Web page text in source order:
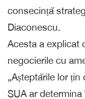
consecință
Diaconescu.
Acesta a explicat
negocierile cu
„Așteptările lor
SUA ar